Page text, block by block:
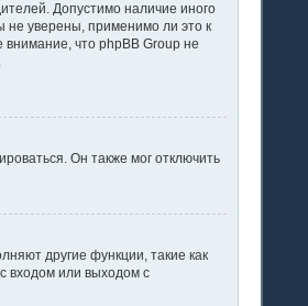
Допустимо наличие иного
не уверены, применимо ли это к
что phpBB Group не
Он также мог отключить
другие функции, такие как
входом или выходом с